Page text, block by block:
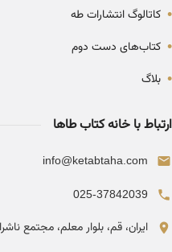
• کاتالوگ انتشارات طه
• کتاب‌های دست دوم
• بلاگ
ارتباط با خانه کتاب طاها
info@ketabtaha.com
025-37842039
ایران، قم، بلوار معلم، مجتمع